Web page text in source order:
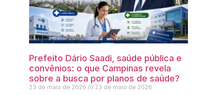
Prefeito Dário Saadi, saúde pública e
convênios: o que Campinas revela
sobre a busca por planos de saúde?
23 de maio de 2026 23 de maio de 2026